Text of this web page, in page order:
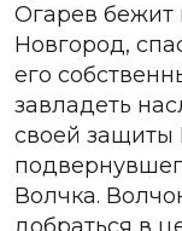
Огарев
Новгород,
его
завладеть
своей защиты
Волчка.